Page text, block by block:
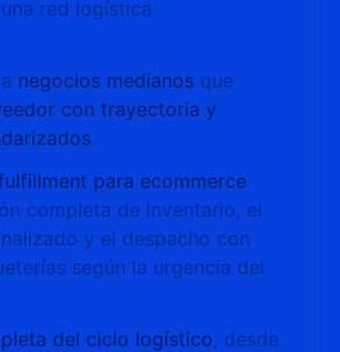
red logística
negocios medianos que
con trayectoria y
.
para ecommerce
completa de inventario, el
y el despacho con
según la urgencia del
del ciclo logístico, desde